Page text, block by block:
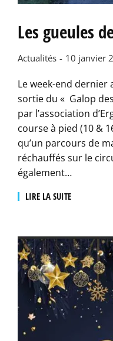
Les gueules
Actualités 10 janvier
Le week-end
sortie du « Galop
par l’association
course à pied (10 &
qu’un parcours de
réchauffés sur le
également…
LIRE LA SUITE